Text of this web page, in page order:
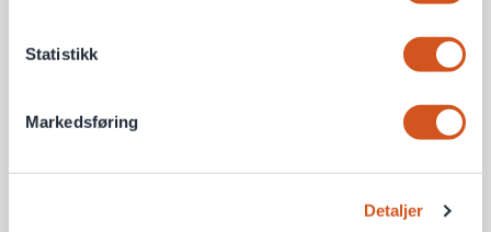
Statistikk
Markedsføring
Detaljer